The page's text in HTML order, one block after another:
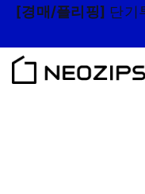
Skip
content
[경매/플리핑] 단기